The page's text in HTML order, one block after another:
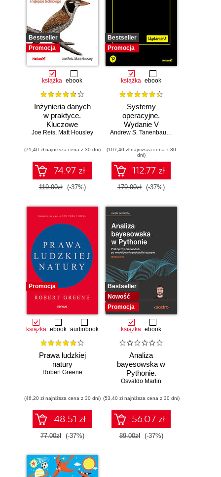
Bestseller
Promocja
książka ebook
Inżynieria danych
w praktyce.
Kluczowe
koncepcje i
technologie
Joe Reis, Matt Housley
(71,40 zł najniższa cena z 30 dni)
74.97 zł
119.00zł (-37%)
Bestseller
Promocja
książka ebook
Systemy
operacyjne.
Wydanie V
Andrew S. Tanenbaum,
(107,40 zł najniższa cena z 30
dni)
112.77 zł
179.00zł (-37%)
Promocja
książka ebook audiobook
Prawa ludzkiej
natury
Robert Greene
(46,20 zł najniższa cena z 30 dni)
48.51 zł
77.00zł (-37%)
Bestseller
Nowość
Promocja
książka ebook
Analiza
bayesowska w
Pythonie.
Praktyczny
modelowaniu
probabilistycznym.
Wydanie III
Osvaldo Martin
(53,40 zł najniższa cena z 30 dni)
56.07 zł
89.00zł (-37%)